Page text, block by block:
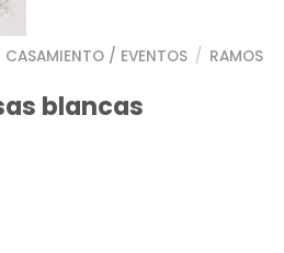
CASAMIENTO / EVENTOS / RAMOS
blancas